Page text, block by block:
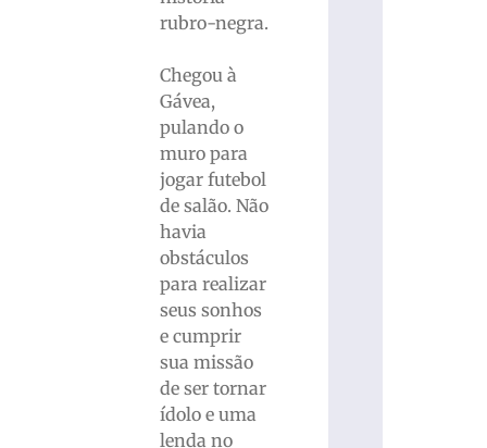
rubro-negra.
Chegou à
Gávea,
pulando o
muro para
jogar futebol
de salão. Não
havia
obstáculos
para realizar
seus sonhos
e cumprir
sua missão
de ser tornar
ídolo e uma
lenda no